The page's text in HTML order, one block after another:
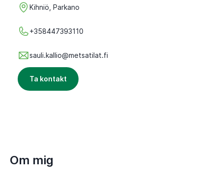
Kihniö, Parkano
+358447393110
sauli.kallio@metsatilat.fi
Ta kontakt
Om mig